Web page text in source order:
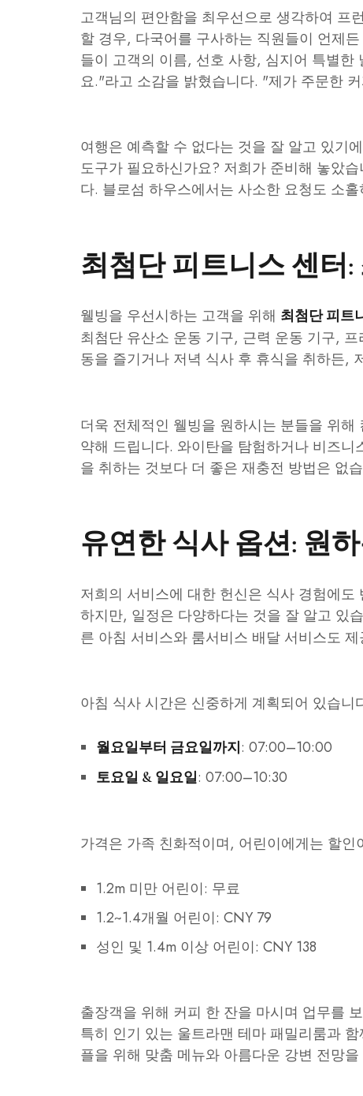
고객님의 편안함을 최우선으로 생각하여 프
할 경우, 다국어를 구사하는 직원들이 언제
들이 고객의 이름, 선호 사항, 심지어 특별
요."라고 소감을 밝혔습니다. "제가 주문한
여행은 예측할 수 없다는 것을 잘 알고 있기
도구가 필요하신가요? 저희가 준비해 놓았
다. 블로섬 하우스에서는 사소한 요청도 소
최첨단 피트니스 센터
웰빙을 우선시하는 고객을 위해 최첨단 피트
최첨단 유산소 운동 기구, 근력 운동 기구,
동을 즐기거나 저녁 식사 후 휴식을 취하든,
더욱 전체적인 웰빙을 원하시는 분들을 위
약해 드립니다. 와이탄을 탐험하거나 비즈
을 취하는 것보다 더 좋은 재충전 방법은 없
유연한 식사 옵션: 원
저희의 서비스에 대한 헌신은 식사 경험에
하지만, 일정은 다양하다는 것을 잘 알고 있
른 아침 서비스와 룸서비스 배달 서비스도 제
아침 식사 시간은 신중하게 계획되어 있습니
월요일부터 금요일까지 : 07:00–10:00
토요일 & 일요일: 07:00–10:30
가격은 가족 친화적이며, 어린이에게는 할인
1.2m 미만 어린이: 무료
1.2~1.4개월 어린이: CNY 79
성인 및 1.4m 이상 어린이: CNY 138
출장객을 위해 커피 한 잔을 마시며 업무를
특히 인기 있는 울트라맨 테마 패밀리룸과
플을 위해 맞춤 메뉴와 아름다운 강변 전망